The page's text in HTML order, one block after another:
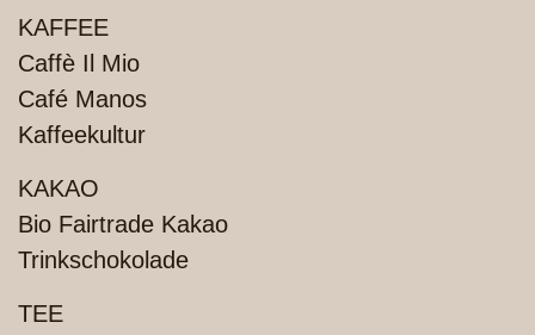
PRODUKTE
KAFFEE
Caffè Il Mio
Café Manos
Kaffeekultur
KAKAO
Bio Fairtrade Kakao
Trinkschokolade
TEE